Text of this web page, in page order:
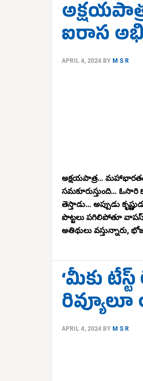
ఐరాస
APRIL 4, 2024 BY M S R
అక్షయపాత్ర…
సమకూరుస్తుంది…
తెస్తాడు… అప్పుడు
పొట్టలు పగిలిపోతూ వాపస్
అతిథులు వస్తున్నారు,
‘మీకు
రివ్యూలూ
APRIL 4, 2024 BY M S R